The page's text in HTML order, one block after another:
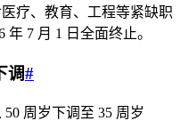
疗、教育、工程等紧缺职
7 月 1 日全面终止。
调#
周岁下调至 35 周岁